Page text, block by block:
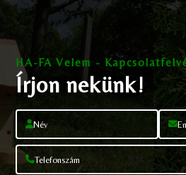
Főoldal
Megvásárolható termékek
Kapcsolat
HA-FA Velem -
Írjon nekünk!